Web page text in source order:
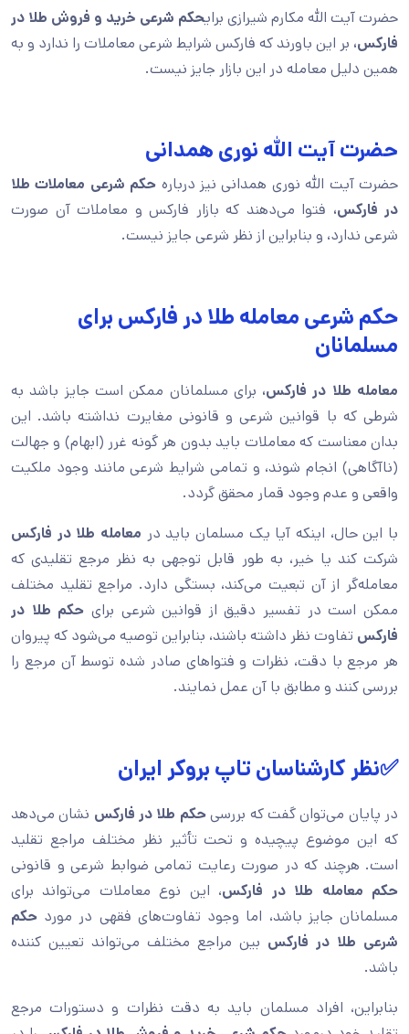
حضرت آیت الله مکارم شیرازی برایحکم شرعی خرید و فروش طلا در
فارکس، بر این باورند که فارکس شرایط شرعی معاملات را ندارد و به
همین دلیل معامله در این بازار جایز نیست.
حضرت آیت الله نوری همدانی
حضرت آیت الله نوری همدانی نیز درباره حکم شرعی معاملات طلا
در فارکس، فتوا می‌دهند که بازار فارکس و معاملات آن صورت
شرعی ندارد، و بنابراین از نظر شرعی جایز نیست.
حکم شرعی معامله طلا در فارکس برای
مسلمانان
معامله طلا در فارکس، برای مسلمانان ممکن است جایز باشد به
شرطی که با قوانین شرعی و قانونی مغایرت نداشته باشد. این
بدان معناست که معاملات باید بدون هر گونه غرر (ابهام) و جهالت
(ناآگاهی) انجام شوند، و تمامی شرایط شرعی مانند وجود ملکیت
واقعی و عدم وجود قمار محقق گردد.
با این حال، اینکه آیا یک مسلمان باید در معامله طلا در فارکس
شرکت کند یا خیر، به طور قابل توجهی به نظر مرجع تقلیدی که
معامله‌گر از آن تبعیت می‌کند، بستگی دارد. مراجع تقلید مختلف
ممکن است در تفسیر دقیق از قوانین شرعی برای حکم طلا در
فارکس تفاوت نظر داشته باشند، بنابراین توصیه می‌شود که پیروان
هر مرجع با دقت، نظرات و فتواهای صادر شده توسط آن مرجع را
بررسی کنند و مطابق با آن عمل نمایند.
✅نظر کارشناسان تاپ بروکر ایران
در پایان می‌توان گفت که بررسیحکم طلا در فارکس نشان می‌دهد
که این موضوع پیچیده و تحت تأثیر نظر مختلف مراجع تقلید
است. هرچند که در صورت رعایت تمامی ضوابط شرعی و قانونی
حکم معامله طلا در فارکس، این نوع معاملات می‌تواند برای
مسلمانان جایز باشد، اما وجود تفاوت‌های فقهی در مورد حکم
شرعی طلا در فارکس بین مراجع مختلف می‌تواند تعیین کننده
باشد.
بنابراین، افراد مسلمان باید به دقت نظرات و دستورات مرجع